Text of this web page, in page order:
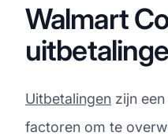
Walmart
Uitbetalingen zijn
factoren om te